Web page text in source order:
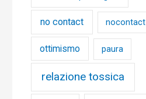
no contact nocontact
ottimismo paura
relazione tossica